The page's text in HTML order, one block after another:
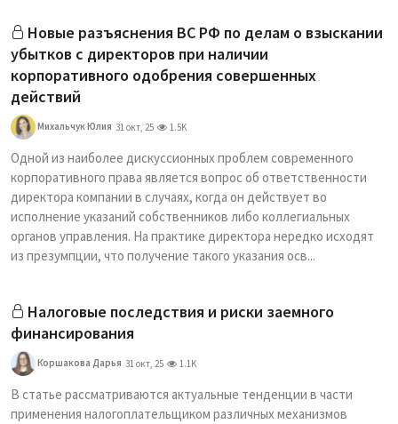
Новые разъяснения ВС РФ по делам о взыскании
убытков с директоров при наличии
корпоративного одобрения совершенных
действий
Михальчук Юлия 31 окт, 25 1.5K
Одной из наиболее дискуссионных проблем современного
корпоративного права является вопрос об ответственности
директора компании в случаях, когда он действует во
исполнение указаний собственников либо коллегиальных
органов управления. На практике директора нередко исходят
из презумпции, что получение такого указания осв...
Налоговые последствия и риски заемного
финансирования
Коршакова Дарья 31 окт, 25 1.1K
В статье рассматриваются актуальные тенденции в части
применения налогоплательщиком различных механизмов